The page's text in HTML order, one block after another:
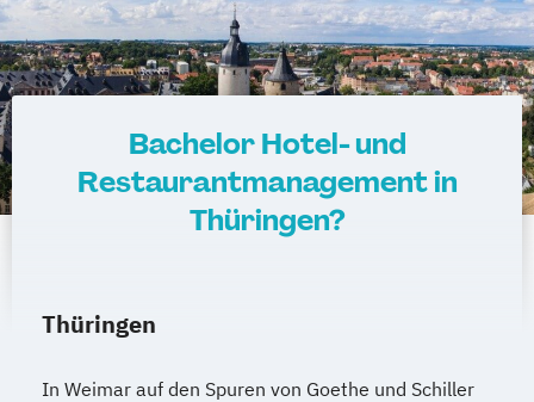
Bachelor Hotel- und
Restaurantmanagement in
Thüringen?
Thüringen
In Weimar auf den Spuren von Goethe und Schiller